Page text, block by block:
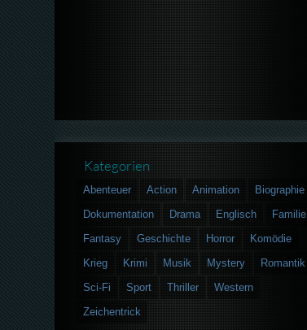
Kategorien
Abenteuer Action Animation
Biographie
Dokumentation
Drama Englisch
Familie
Fantasy
Geschichte Horror
Komödie
Krieg
Krimi Musik Mystery
Romantik
Sci-Fi
Sport Thriller
Western
Zeichentrick